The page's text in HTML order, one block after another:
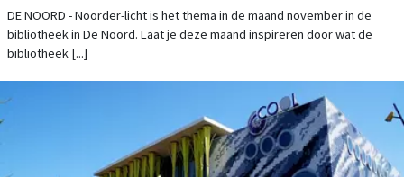
DE NOORD - Noorder-licht is het thema in de maand november in de
bibliotheek in De Noord. Laat je deze maand inspireren door wat de
bibliotheek [...]